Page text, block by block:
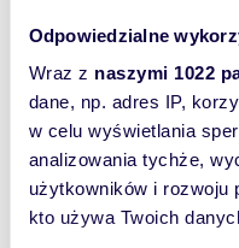
Odpowiedzialne
Wraz z naszymi 1022
dane, np. adres IP,
w celu wyświetlania
analizowania tychże,
użytkowników i rozwoju
kto używa Twoich
WYRÓŻNIONE